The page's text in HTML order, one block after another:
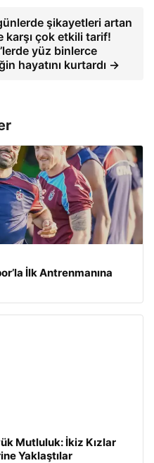
şikayetleri artan
karşı çok etkili tarif!
yüz binlerce
hayatını kurtardı →
İlk Antrenmanına
Mutluluk: İkiz Kızlar
Yaklaştılar